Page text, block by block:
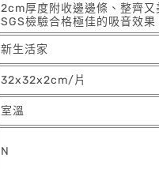
2cm厚度附收邊邊條、整齊又
SGS檢驗合格極佳的吸音效果
新生活家
32x32x2cm/片
室溫
N